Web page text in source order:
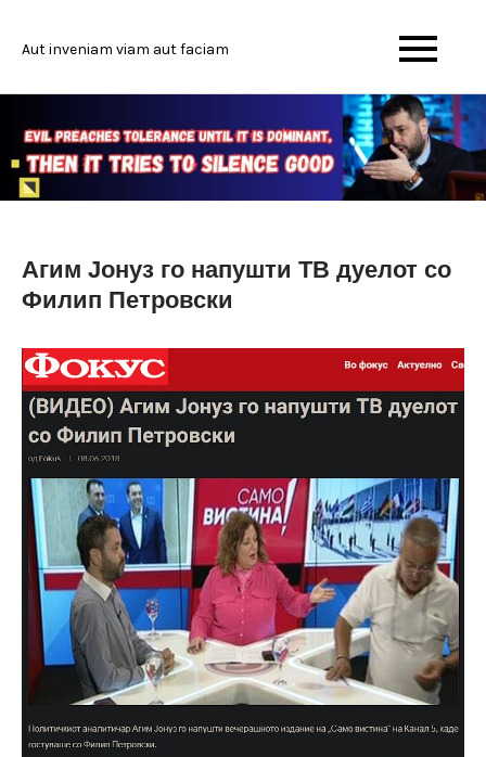
Aut inveniam viam aut faciam
Агим Јонуз го напушти ТВ дуелот со
Филип Петровски